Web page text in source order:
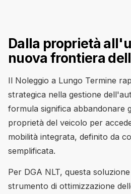
Dalla proprietà
nuova frontiera
Il Noleggio a Lungo Termine
strategica nella gestione
formula significa abbandonare
proprietà del veicolo per
mobilità integrata, definito da
semplificata.
Per DGA NLT, questa
strumento di ottimizzazione